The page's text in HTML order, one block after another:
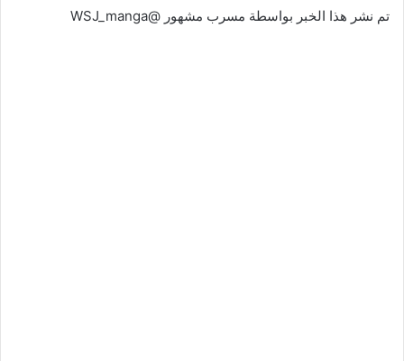
تم نشر هذا الخبر بواسطة مسرب مشهور @WSJ_manga